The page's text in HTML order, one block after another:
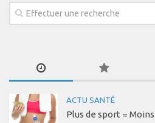
Les Recettes
Nutrition innov’ / Women
Monodiète Détox
ACTU SANTÉ
Plus de sport =